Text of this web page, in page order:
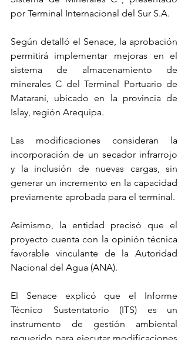
por Terminal Internacional del Sur S.A.
Según detalló el Senace, la aprobación
permitirá implementar mejoras en el
sistema de almacenamiento de
minerales C del Terminal Portuario de
Matarani, ubicado en la provincia de
Islay, región Arequipa.
Las modificaciones consideran la
incorporación de un secador infrarrojo
y la inclusión de nuevas cargas, sin
generar un incremento en la capacidad
previamente aprobada para el terminal.
Asimismo, la entidad precisó que el
proyecto cuenta con la opinión técnica
favorable vinculante de la Autoridad
Nacional del Agua (ANA).
El Senace explicó que el Informe
Técnico Sustentatorio (ITS) es un
instrumento de gestión ambiental